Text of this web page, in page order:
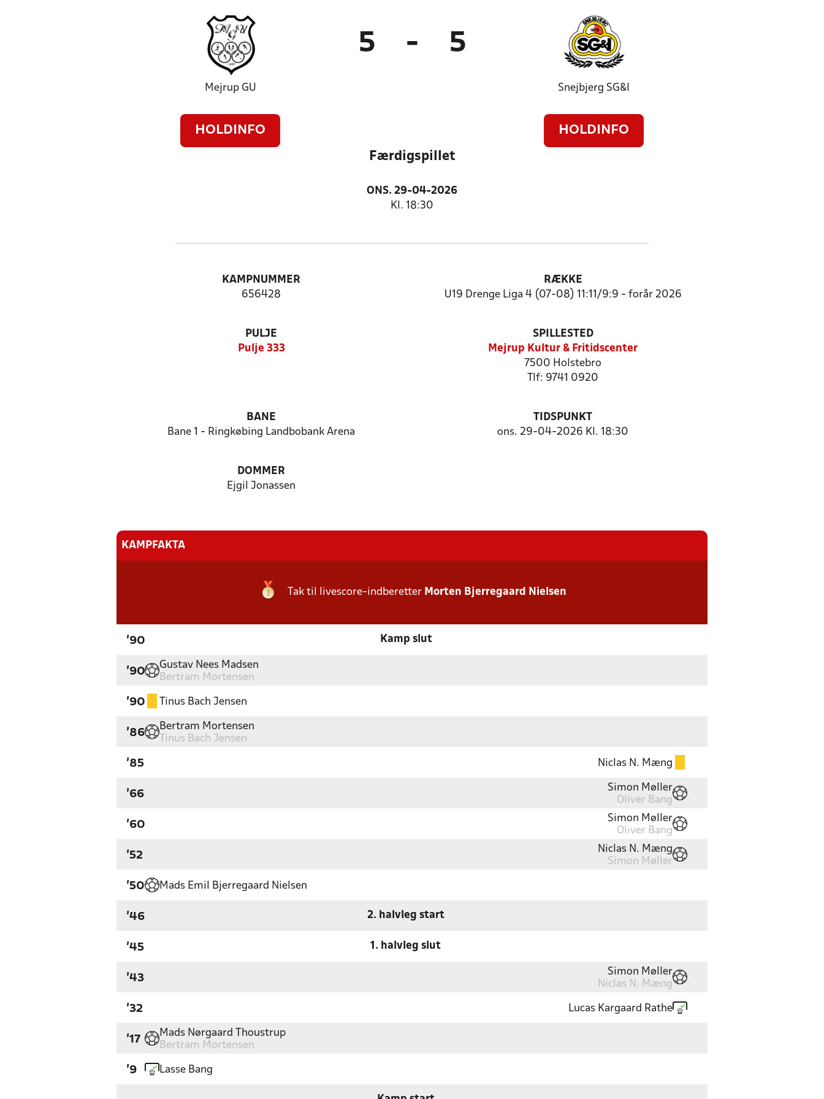
Mejrup GU
HOLDINFO
5 - 5
Snejbjerg SG&I
HOLDINFO
Færdigspillet
ONS. 29-04-2026
Kl. 18:30
KAMPNUMMER
656428
RÆKKE
U19 Drenge Liga 4 (07-08) 11:11/9:9 - forår 2026
PULJE
Pulje 333
SPILLESTED
Mejrup Kultur & Fritidscenter
7500 Holstebro
Tlf: 9741 0920
BANE
Bane 1 - Ringkøbing Landbobank Arena
TIDSPUNKT
ons. 29-04-2026 Kl. 18:30
DOMMER
Ejgil Jonassen
KAMPFAKTA
Tak til livescore-indberetter Morten Bjerregaard Nielsen
'90 Kamp slut
'90
Gustav Nees Madsen
Bertram Mortensen
'90 Tinus Bach Jensen
'86
Bertram Mortensen
Tinus Bach Jensen
'85 Niclas N. Mæng
'66
Simon Møller
Oliver Bang
'60
Simon Møller
Oliver Bang
'52
Niclas N. Mæng
Simon Møller
'50 Mads Emil Bjerregaard Nielsen
'46 2. halvleg start
'45 1. halvleg slut
'43
Simon Møller
Niclas N. Mæng
'32 Lucas Kargaard Rathe
'17
Mads Nørgaard Thoustrup
Bertram Mortensen
'9 Lasse Bang